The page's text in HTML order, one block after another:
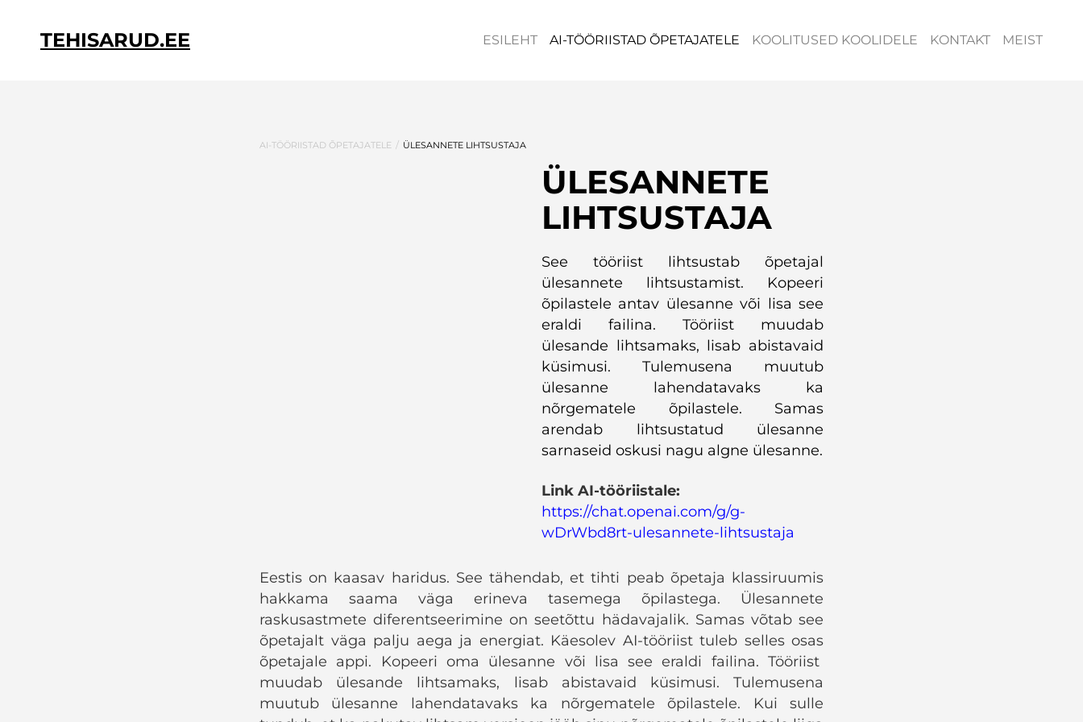
TEHISARUD.EE ESILEHT AI-TÖÖRIISTAD ÕPETAJATELE KOOLITUSED KOOLIDELE KONTAKT MEIST
AI-TÖÖRIISTAD ÕPETAJATELE / ÜLESANNETE LIHTSUSTAJA
ÜLESANNETE
LIHTSUSTAJA
See tööriist lihtsustab õpetajal
ülesannete lihtsustamist. Kopeeri
õpilastele antav ülesanne või lisa see
eraldi failina. Tööriist muudab
ülesande lihtsamaks, lisab abistavaid
küsimusi. Tulemusena muutub
ülesanne lahendatavaks ka
nõrgematele õpilastele. Samas
arendab lihtsustatud ülesanne
sarnaseid oskusi nagu algne ülesanne.
Link AI-tööriistale:
https://chat.openai.com/g/g-
wDrWbd8rt-ulesannete-lihtsustaja
Eestis on kaasav haridus. See tähendab, et tihti peab õpetaja klassiruumis
hakkama saama väga erineva tasemega õpilastega. Ülesannete
raskusastmete diferentseerimine on seetõttu hädavajalik. Samas võtab see
õpetajalt väga palju aega ja energiat. Käesolev AI-tööriist tuleb selles osas
õpetajale appi. Kopeeri oma ülesanne või lisa see eraldi failina. Tööriist
muudab ülesande lihtsamaks, lisab abistavaid küsimusi. Tulemusena
muutub ülesanne lahendatavaks ka nõrgematele õpilastele. Kui sulle